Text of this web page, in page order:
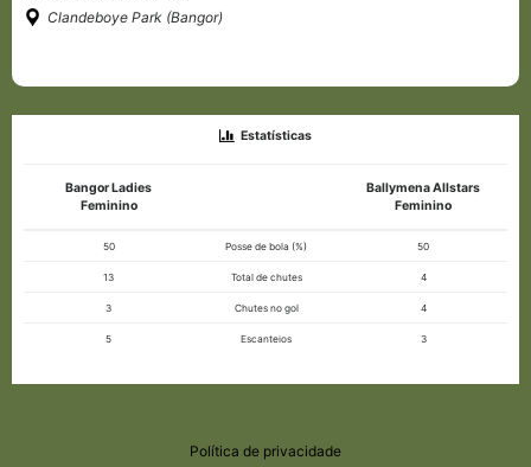
Clandeboye Park (Bangor)
Estatísticas
Bangor Ladies
Feminino
Ballymena Allstars
Feminino
50 Posse de bola (%) 50
13 Total de chutes 4
3 Chutes no gol 4
5 Escanteios 3
Política de privacidade